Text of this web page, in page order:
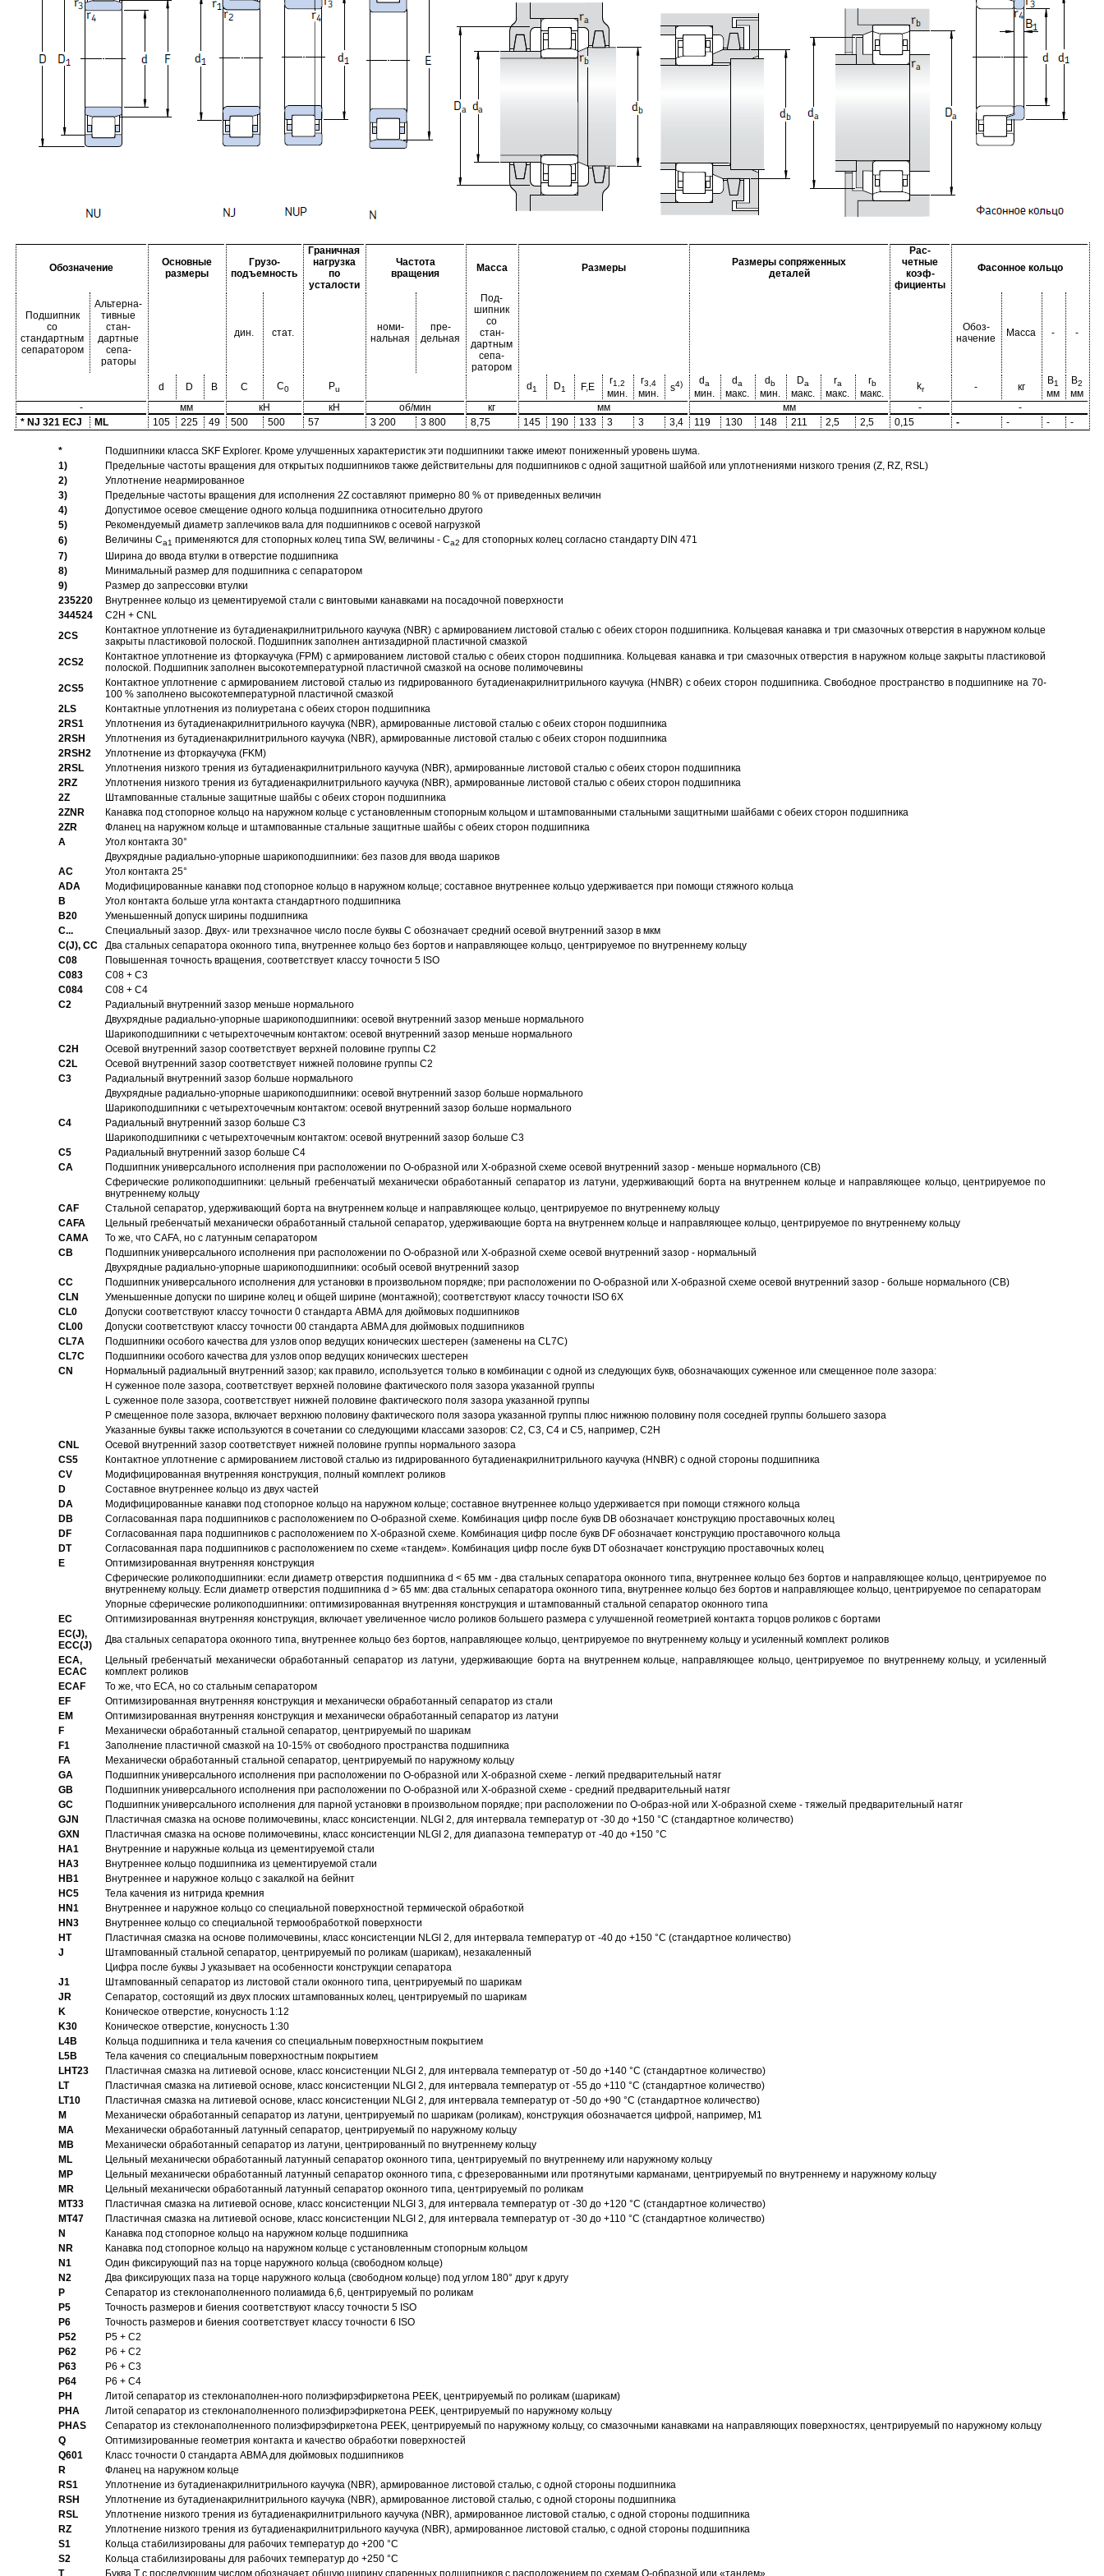
Обозначение
Основные
размеры
Грузо-
подъемность
Граничная
нагрузка
по
усталости
Частота
вращения
Масса Размеры
Размеры сопряженных
деталей
Рас-
четные
коэф-
фициенты
Фасонное кольцо
Подшипник
со
стандартным
сепаратором
Альтерна-
тивные
стан-
дартные
сепа-
раторы
дин. стат.
номи-
нальная
пре-
дельная
Под-
шипник
со
стан-
дартным
сепа-
ратором
Обоз-
начение
Масса - -
d D B C C0 Pu d1 D1 F,E
r1,2
мин.
r3,4
мин.
s4) da
мин.
da
макс.
d b
мин.
Da
макс.
ra
макс.
rb
макс.
kr - кг
B1
мм
B2
мм
-
мм кН кН об/мин кг мм мм -
-
* NJ 321 ECJ
ML 105 225 49 500 500 57 3 200 3 800 8,75 145 190 133 3 3 3,4 119 130 148 211 2,5 2,5 0,15 - - - -
*
Подшипники класса SKF Explorer. Кроме улучшенных характеристик эти подшипники также имеют пониженный уровень шума.
1)
Предельные частоты вращения для открытых подшипников также действительны для подшипников с одной защитной шайбой или уплотнениями низкого трения (Z, RZ, RSL)
2)
Уплотнение неармированное
3)
Предельные частоты вращения для исполнения 2Z составляют примерно 80 % от приведенных величин
4)
Допустимое осевое смещение одного кольца подшипника относительно другого
5)
Рекомендуемый диаметр заплечиков вала для подшипников с осевой нагрузкой
6)
Величины Ca1 применяются для стопорных колец типа SW, величины - Ca2 для стопорных колец согласно стандарту DIN 471
7)
Ширина до ввода втулки в отверстие подшипника
8)
Минимальный размер для подшипника с сепаратором
9)
Размер до запрессовки втулки
235220
Внутреннее кольцо из цементируемой стали с винтовыми канавками на посадочной поверхности
344524
C2H + CNL
2CS
Контактное уплотнение из бутадиенакрилнитрильного каучука (NBR) с армированием листовой сталью с обеих сторон подшипника. Кольцевая канавка и три смазочных отверстия в наружном кольце
закрыты пластиковой полоской. Подшипник заполнен антизадирной пластичной смазкой
2CS2
Контактное уплотнение из фторкаучука (FPM) с армированием листовой сталью с обеих сторон подшипника. Кольцевая канавка и три смазочных отверстия в наружном кольце закрыты пластиковой
полоской. Подшипник заполнен высокотемпературной пластичной смазкой на основе полимочевины
2CS5
Контактное уплотнение с армированием листовой сталью из гидрированного бутадиенакрилнитрильного каучука (HNBR) с обеих сторон подшипника. Свободное пространство в подшипнике на 70-
100 % заполнено высокотемпературной пластичной смазкой
2LS
Контактные уплотнения из полиуретана с обеих сторон подшипника
2RS1
Уплотнения из бутадиенакрилнитрильного каучука (NBR), армированные листовой сталью с обеих сторон подшипника
2RSH
Уплотнения из бутадиенакрилнитрильного каучука (NBR), армированные листовой сталью с обеих сторон подшипника
2RSH2
Уплотнение из фторкаучука (FKM)
2RSL
Уплотнения низкого трения из бутадиенакрилнитрильного каучука (NBR), армированные листовой сталью с обеих сторон подшипника
2RZ
Уплотнения низкого трения из бутадиенакрилнитрильного каучука (NBR), армированные листовой сталью с обеих сторон подшипника
2Z
Штампованные стальные защитные шайбы с обеих сторон подшипника
2ZNR
Канавка под стопорное кольцо на наружном кольце с установленным стопорным кольцом и штампованными стальными защитными шайбами с обеих сторон подшипника
2ZR
Фланец на наружном кольце и штампованные стальные защитные шайбы с обеих сторон подшипника
A
Угол контакта 30°
Двухрядные радиально-упорные шарикоподшипники: без пазов для ввода шариков
AC
Угол контакта 25°
ADA
Модифицированные канавки под стопорное кольцо в наружном кольце; составное внутреннее кольцо удерживается при помощи стяжного кольца
B
Угол контакта больше угла контакта стандартного подшипника
B20
Уменьшенный допуск ширины подшипника
C...
Специальный зазор. Двух- или трехзначное число после буквы С обозначает средний осевой внутренний зазор в мкм
C(J), CC
Два стальных сепаратора оконного типа, внутреннее кольцо без бортов и направляющее кольцо, центрируемое по внутреннему кольцу
C08
Повышенная точность вращения, соответствует классу точности 5 ISO
C083
C08 + C3
C084
C08 + C4
C2
Pадиальный внутренний зазор меньше нормального
Двухрядные радиально-упорные шарикоподшипники: осевой внутренний зазор меньше нормального
Шарикоподшипники с четырехточечным контактом: осевой внутренний зазор меньше нормального
C2H
Осевой внутренний зазор соответствует верхней половине группы C2
C2L
Осевой внутренний зазор соответствует нижней половине группы C2
C3
Pадиальный внутренний зазор больше нормального
Двухрядные радиально-упорные шарикоподшипники: осевой внутренний зазор больше нормального
Шарикоподшипники с четырехточечным контактом: осевой внутренний зазор больше нормального
C4
Pадиальный внутренний зазор больше C3
Шарикоподшипники с четырехточечным контактом: осевой внутренний зазор больше C3
C5
Pадиальный внутренний зазор больше C4
CA
Подшипник универсального исполнения при расположении по О-образной или Х-образной схеме осевой внутренний зазор - меньше нормального (CB)
Сферические роликоподшипники: цельный гребенчатый механически обработанный сепаратор из латуни, удерживающий борта на внутреннем кольце и направляющее кольцо, центрируемое по
внутреннему кольцу
CAF
Стальной сепаратор, удерживающий борта на внутреннем кольце и направляющее кольцо, центрируемое по внутреннему кольцу
CAFA
Цельный гребенчатый механически обработанный стальной сепаратор, удерживающие борта на внутреннем кольце и направляющее кольцо, центрируемое по внутреннему кольцу
CAMA
То же, что CAFA, но с латунным сепаратором
CB
Подшипник универсального исполнения при расположении по О-образной или Х-образной схеме осевой внутренний зазор - нормальный
Двухрядные радиально-упорные шарикоподшипники: особый осевой внутренний зазор
CC
Подшипник универсального исполнения для установки в произвольном порядке; при расположении по О-образной или Х-образной схеме осевой внутренний зазор - больше нормального (CB)
CLN
Уменьшенные допуски по ширине колец и общей ширине (монтажной); соответствуют классу точности ISO 6X
CL0
Допуски соответствуют классу точности 0 стандарта АВМА для дюймовых подшипников
CL00
Допуски соответствуют классу точности 00 стандарта ABMA для дюймовых подшипников
CL7A
Подшипники особого качества для узлов опор ведущих конических шестерен (заменены на CL7C)
CL7C
Подшипники особого качества для узлов опор ведущих конических шестерен
CN
Hормальный радиальный внутренний зазор; как правило, используется только в комбинации с одной из следующих букв, обозначающих суженное или смещенное поле зазора:
H суженное поле зазора, соответствует верхней половине фактического поля зазора указанной группы
L суженное поле зазора, соответствует нижней половине фактического поля зазора указанной группы
P смещенное поле зазора, включает верхнюю половину фактического поля зазора указанной группы плюс нижнюю половину поля соседней группы большего зазора
Указанные буквы также используются в сочетании со следующими классами зазоров: С2, C3, С4 и С5, например, С2Н
CNL
Осевой внутренний зазор соответствует нижней половине группы нормального зазора
CS5
Контактное уплотнение с армированием листовой сталью из гидрированного бутадиенакрилнитрильного каучука (HNBR) с одной стороны подшипника
CV
Модифицированная внутренняя конструкция, полный комплект роликов
D
Составное внутреннее кольцо из двух частей
DA
Модифицированные канавки под стопорное кольцо на наружном кольце; составное внутреннее кольцо удерживается при помощи стяжного кольца
DB
Согласованная пара подшипников с расположением по О-образной схеме. Комбинация цифр после букв DB обозначает конструкцию проставочных колец
DF
Согласованная пара подшипников с расположением по Х-образной схеме. Комбинация цифр после букв DF обозначает конструкцию проставочного кольца
DT
Согласованная пара подшипников с расположением по схеме «тандем». Комбинация цифр после букв DT обозначает конструкцию проставочных колец
E
Оптимизированная внутренняя конструкция
Сферические роликоподшипники: если диаметр отверстия подшипника d < 65 мм - два стальных сепаратора оконного типа, внутреннее кольцо без бортов и направляющее кольцо, центрируемое по
внутреннему кольцу. Если диаметр отверстия подшипника d > 65 мм: два стальных сепаратора оконного типа, внутреннее кольцо без бортов и направляющее кольцо, центрируемое по сепараторам
Упорные сферические роликоподшипники: оптимизированная внутренняя конструкция и штампованный стальной сепаратор оконного типа
EC
Oптимизированная внутренняя конструкция, включает увеличенное число роликов большего размера с улучшенной геометрией контакта торцов роликов с бортами
EC(J),
ECC(J)
Два стальных сепаратора оконного типа, внутреннее кольцо без бортов, направляющее кольцо, центрируемое по внутреннему кольцу и усиленный комплект роликов
ECA,
ECAC
Цельный гребенчатый механически обработанный сепаратор из латуни, удерживающие борта на внутреннем кольце, направляющее кольцо, центрируемое по внутреннему кольцу, и усиленный
комплект роликов
ECAF
То же, что ECA, но со стальным сепаратором
EF
Оптимизированная внутренняя конструкция и механически обработанный сепаратор из стали
EM
Оптимизированная внутренняя конструкция и механически обработанный сепаратор из латуни
F
Механически обработанный стальной сепаратор, центрируемый по шарикам
F1
Заполнение пластичной смазкой на 10-15% от свободного пространства подшипника
FA
Механически обработанный стальной сепаратор, центрируемый по наружному кольцу
GA
Подшипник универсального исполнения при расположении по О-образной или Х-образной схеме - легкий предварительный натяг
GB
Подшипник универсального исполнения при расположении по О-образной или Х-образной схеме - средний предварительный натяг
GC
Подшипник универсального исполнения для парной установки в произвольном порядке; при расположении по О-образ-ной или Х-образной схеме - тяжелый предварительный натяг
GJN
Пластичная смазка на основе полимочевины, класс консистенции. NLGI 2, для интервала температур от -30 до +150 °C (стандартное количество)
GXN
Пластичная смазка на основе полимочевины, класс консистенции NLGI 2, для диапазона температур от -40 до +150 °C
HA1
Внутренние и наружные кольца из цементируемой стали
HA3
Bнутреннее кольцо подшипника из цементируемой стали
HB1
Bнутреннее и наружное кольцо с закалкой на бейнит
HC5
Тела качения из нитрида кремния
HN1
Bнутреннее и наружное кольцо со специальной поверхностной термической обработкой
HN3
Внутреннее кольцо со специальной термообработкой поверхности
HT
Пластичная смазка на основе полимочевины, класс консистенции NLGI 2, для интервала температур от -40 до +150 °C (стандартное количество)
J
Штампованный стальной сепаратор, центрируемый по роликам (шарикам), незакаленный
Цифра после буквы J указывает на особенности конструкции сепаратора
J1
Штампованный сепаратор из листовой стали оконного типа, центрируемый по шарикам
JR
Сепаратор, состоящий из двух плоских штампованных колец, центрируемый по шарикам
K
Коническое отверстие, конусность 1:12
K30
Коническое отверстие, конусность 1:30
L4B
Кольца подшипника и тела качения со специальным поверхностным покрытием
L5B
Тела качения со специальным поверхностным покрытием
LHT23
Пластичная смазка на литиевой основе, класс консистенции NLGI 2, для интервала температур от -50 до +140 °C (стандартное количество)
LT
Пластичная смазка на литиевой основе, класс консистенции NLGI 2, для интервала температур от -55 до +110 °C (стандартное количество)
LT10
Пластичная смазка на литиевой основе, класс консистенции NLGI 2, для интервала температур от -50 до +90 °C (стандартное количество)
M
Механически обработанный сепаратор из латуни, центрируемый по шарикам (роликам), конструкция обозначается цифрой, например, M1
MA
Механически обработанный латунный сепаратор, центрируемый по наружному кольцу
MB
Механически обработанный сепаратор из латуни, центрированный по внутреннему кольцу
ML
Цельный механически обработанный латунный сепаратор оконного типа, центрируемый по внутреннему или наружному кольцу
MP
Цельный механически обработанный латунный сепаратор оконного типа, с фрезерованными или протянутыми карманами, центрируемый по внутреннему и наружному кольцу
MR
Цельный механически обработанный латунный сепаратор оконного типа, центрируемый по роликам
MT33
Пластичная смазка на литиевой основе, класс консистенции NLGI 3, для интервала температур от -30 до +120 °C (стандартное количество)
MT47
Пластичная смазка на литиевой основе, класс консистенции NLGI 2, для интервала температур от -30 до +110 °C (стандартное количество)
N
Канавка под стопорное кольцо на наружном кольце подшипника
NR
Канавка под стопорное кольцо на наружном кольце с установленным стопорным кольцом
N1
Один фиксирующий паз на торце наружного кольца (свободном кольце)
N2
Два фиксирующих паза на торце наружного кольца (свободном кольце) под углом 180° друг к другу
P
Cепаратор из стеклонаполненного полиамида 6,6, центрируемый по роликам
P5
Точность размеров и биения соответствуют классу точности 5 ISO
P6
Точность размеров и биения соответствует классу точности 6 ISO
P52
P5 + C2
P62
P6 + C2
P63
P6 + C3
P64
P6 + C4
PH
Литой сепаратор из стеклонаполнен-ного полиэфирэфиркетона PEEK, центрируемый по роликам (шарикам)
PHA
Литой сепаратор из стеклонаполненного полиэфирэфиркетона PEEK, центрируемый по наружному кольцу
PHAS
Сепаратор из стеклонаполненного полиэфирэфиркетона PEEK, центрируемый по наружному кольцу, со смазочными канавками на направляющих поверхностях, центрируемый по наружному кольцу
Q
Оптимизированные геометрия контакта и качество обработки поверхностей
Q601
Класс точности 0 стандарта ABMA для дюймовых подшипников
R
Фланец на наружном кольце
RS1
Уплотнение из бутадиенакрилнитрильного каучука (NBR), армированное листовой сталью, с одной стороны подшипника
RSH
Уплотнение из бутадиенакрилнитрильного каучука (NBR), армированное листовой сталью, с одной стороны подшипника
RSL
Уплотнение низкого трения из бутадиенакрилнитрильного каучука (NBR), армированное листовой сталью, с одной стороны подшипника
RZ
Уплотнение низкого трения из бутадиенакрилнитрильного каучука (NBR), армированное листовой сталью, с одной стороны подшипника
S1
Кольца стабилизированы для рабочих температур до +200 °C
S2
Кольца стабилизированы для рабочих температур до +250 °C
T
Буква T с последующим числом обозначает общую ширину спаренных подшипников с расположением по схемам О-образной или «тандем»